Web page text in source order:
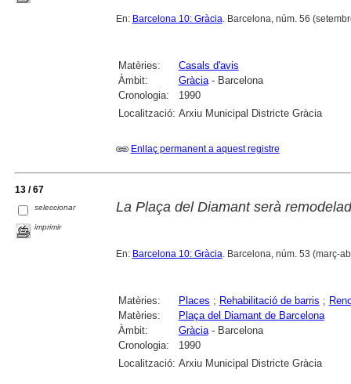
En: Barcelona 10: Gràcia. Barcelona, núm. 56
Matèries:
Casals d'avis
Àmbit:
Gràcia- Barcelona
Cronologia:
1990
Localització: Arxiu Municipal Districte Gràcia
Enllaç permanent a aquest registre
13 / 67
seleccionar
imprimir
La Plaça del Diamant serà
En: Barcelona 10: Gràcia. Barcelona, núm. 53 (març-
Matèries: Places ; Rehabilitació de barris ;
Matèries:
Plaça del Diamant de Barcelona
Àmbit:
Gràcia- Barcelona
Cronologia:
1990
Localització: Arxiu Municipal Districte Gràcia